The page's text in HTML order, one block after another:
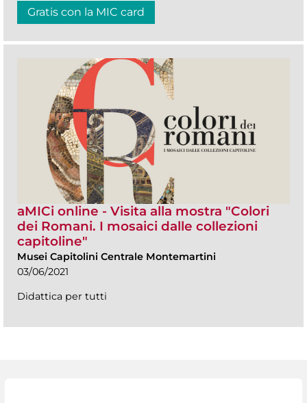
Gratis con la MIC card
aMICi online - Visita alla mostra "Colori
dei Romani. I mosaici dalle collezioni
capitoline"
Musei Capitolini Centrale Montemartini
03/06/2021
Didattica per tutti